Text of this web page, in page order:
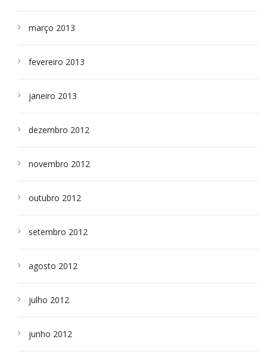
março 2013
fevereiro 2013
janeiro 2013
dezembro 2012
novembro 2012
outubro 2012
setembro 2012
agosto 2012
julho 2012
junho 2012